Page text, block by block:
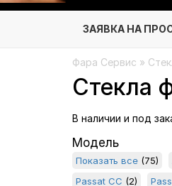
Фара Сервис »
Стекла
В наличии и под
Модель
Показать все (75)
Passat CC (2)
ЗАЯВКА НА